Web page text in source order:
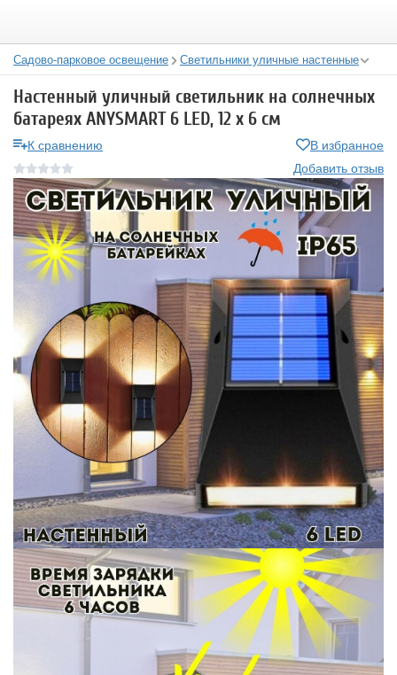
Садово-парковое освещение Светильники уличные настенные
Настенный уличный светильник на солнечных
батареях ANYSMART 6 LED, 12 х 6 см
К сравнению
В избранное
Добавить отзыв